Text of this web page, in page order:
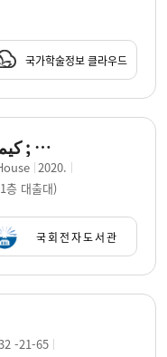
국가학술정보 클라우드
الشعير = Barley / كيم نام تشون ; translator, كاهو كيم.
2020.
층 대출대)
국회전자도서관
-21-65